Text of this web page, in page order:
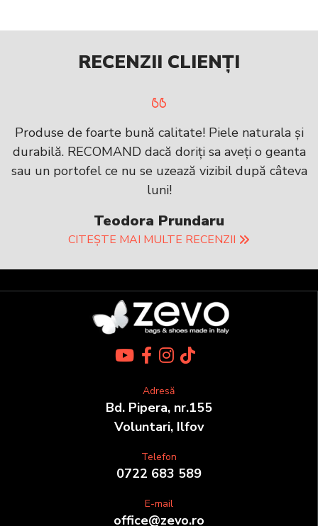
RECENZII CLIENȚI
Produse de foarte bună calitate! Piele naturala și
durabilă. RECOMAND dacă doriți sa aveți o geanta
sau un portofel ce nu se uzează vizibil după câteva
luni!
Teodora Prundaru
CITEȘTE MAI MULTE RECENZII
Adresă
Bd. Pipera, nr.155
Voluntari, Ilfov
Telefon
0722 683 589
E-mail
office@zevo.ro